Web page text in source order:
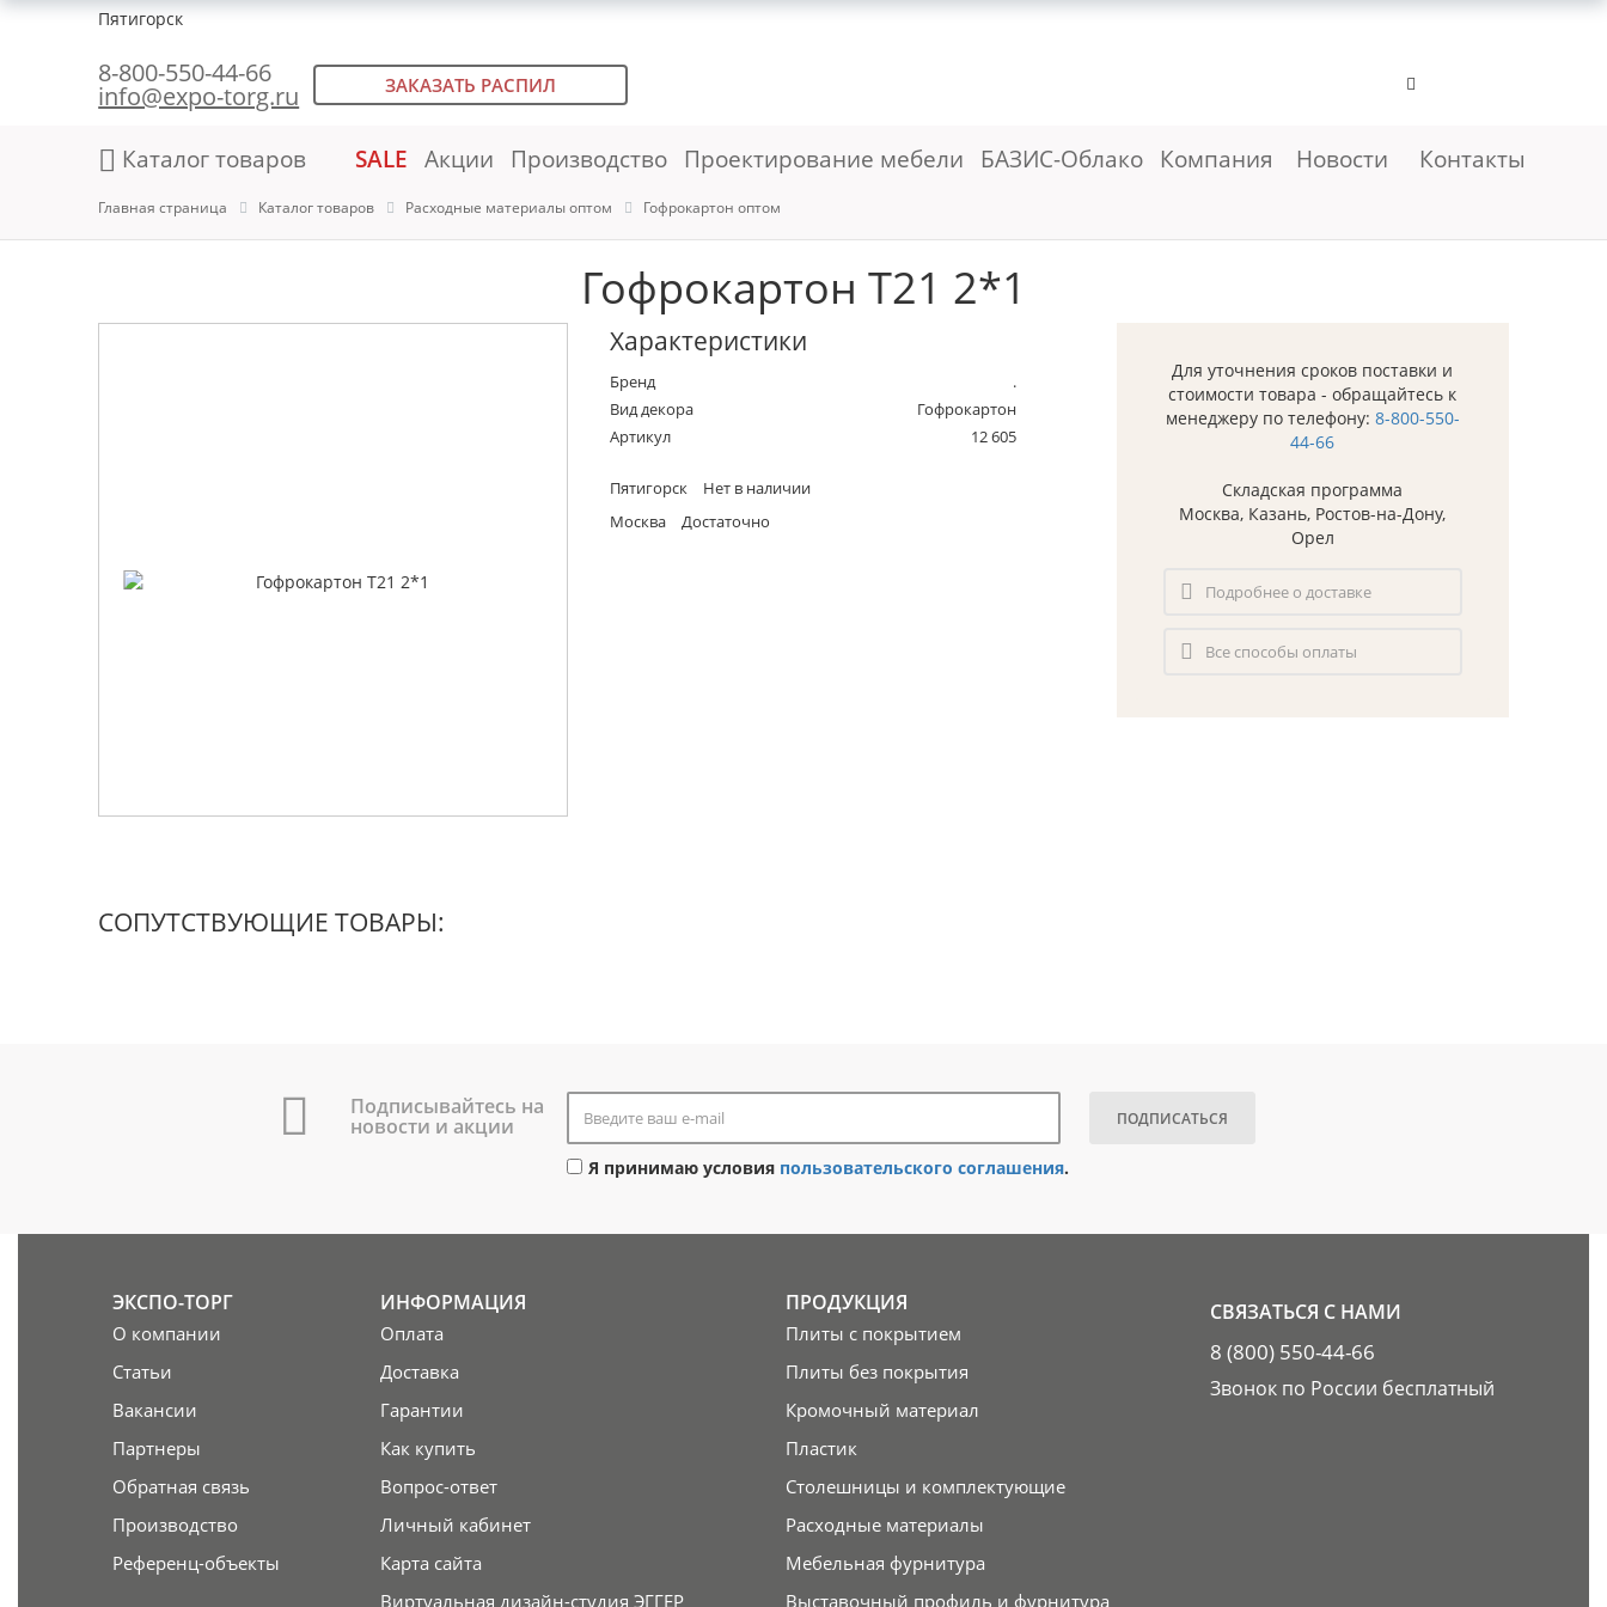
Пятигорск
8-800-550-44-66
info@expo-torg.ru ЗАКАЗАТЬ РАСПИЛ
Каталог товаров SALE Акции Производство Проектирование мебели БАЗИС-Облако Компания Новости Контакты
Главная страница Каталог товаров Расходные материалы оптом Гофрокартон оптом
Гофрокартон T21 2*1
Характеристики
Бренд
.
Вид декора
Гофрокартон
Артикул
12 605
Пятигорск
Нет в наличии
Москва
Достаточно
Для уточнения сроков поставки и
стоимости товара - обращайтесь к
менеджеру по телефону: 8-800-550-
44-66
Складская программа
Москва, Казань, Ростов-на-Дону,
Орел
Подробнее о доставке
Все способы оплаты
СОПУТСТВУЮЩИЕ ТОВАРЫ:
Подписывайтесь на
новости и акции ПОДПИСАТЬСЯ
Я принимаю условия пользовательского соглашения.
ЭКСПО-ТОРГ
О компании
Статьи
Вакансии
Партнеры
Обратная связь
Производство
Референц-объекты
ИНФОРМАЦИЯ
Оплата
Доставка
Гарантии
Как купить
Вопрос-ответ
Личный кабинет
Карта сайта
Виртуальная дизайн-студия ЭГГЕР
ПРОДУКЦИЯ
Плиты с покрытием
Плиты без покрытия
Кромочный материал
Пластик
Столешницы и комплектующие
Расходные материалы
Мебельная фурнитура
Выставочный профиль и фурнитура
СВЯЗАТЬСЯ С НАМИ
8 (800) 550-44-66
Звонок по России бесплатный